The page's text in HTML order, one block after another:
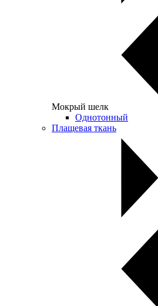
Мокрый шелк
Однотонный
Плащевая ткань